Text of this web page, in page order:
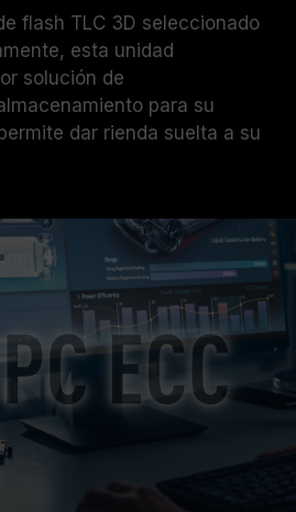
flash TLC 3D seleccionado
esta unidad
solución de
para su
dar rienda suelta a su